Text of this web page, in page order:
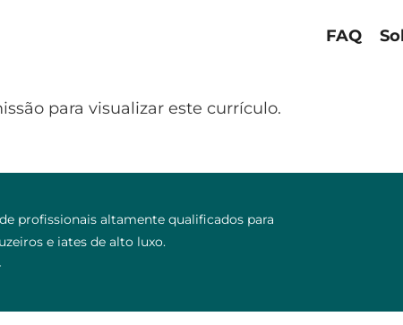
FAQ
para visualizar este currículo.
profissionais altamente qualificados para
e iates de alto luxo.